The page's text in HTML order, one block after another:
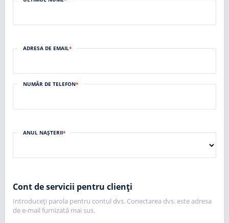
ADRESA DE EMAIL*
NUMĂR DE TELEFON*
ANUL NAȘTERII*
Cont de servicii pentru clienți
Introduceți parola pentru contul dvs. Conectarea dvs. este adresa
de e-mail furnizată mai sus.